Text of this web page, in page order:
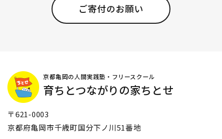
ご寄付のお願い
京都亀岡の人間実践塾・フリースクール
育ちとつながりの家ちとせ
〒621-0003
京都府亀岡市千歳町国分下ノ川51番地